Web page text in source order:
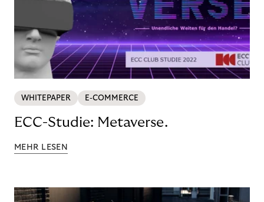
WHITEPAPER E-COMMERCE
ECC-Studie: Metaverse.
MEHR LESEN